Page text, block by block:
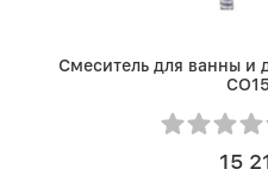
Смеситель для ванны и
15